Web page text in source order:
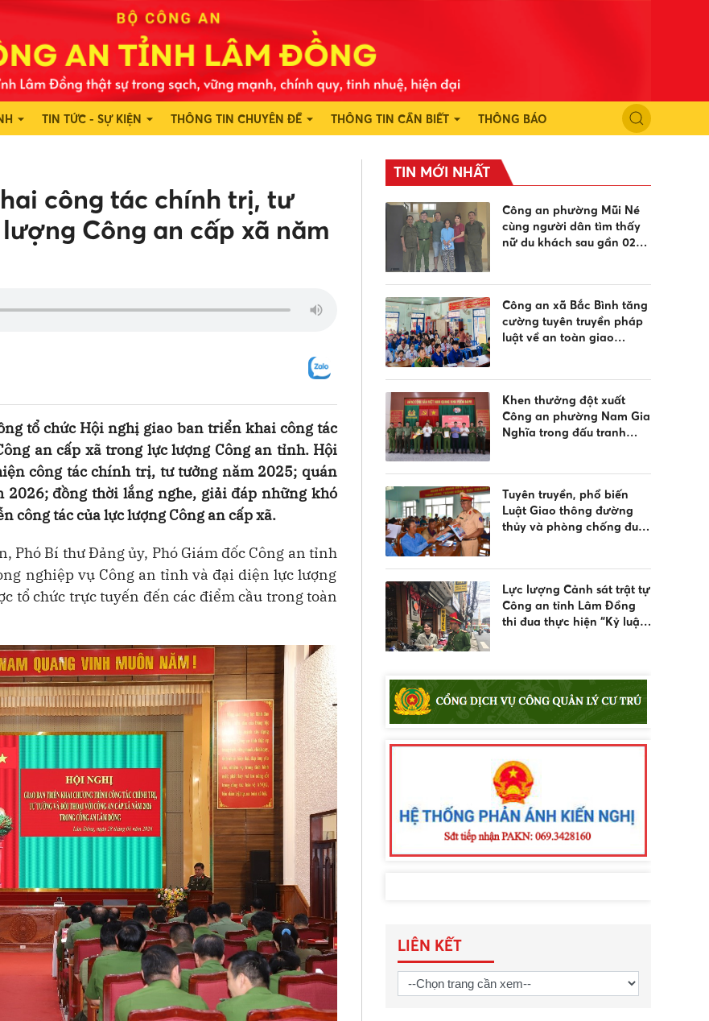
TIN TỨC - SỰ KIỆN THÔNG TIN CHUYÊN ĐỀ THÔNG TIN CẦN BIẾT THÔNG BÁO
công tác chính trị, tư
Công an cấp xã năm
tổ chức Hội nghị giao ban triển khai công tác
an cấp xã trong lực lượng Công an tỉnh. Hội
công tác chính trị, tư tưởng năm 2025; quán
đồng thời lắng nghe, giải đáp những khó
công tác của lực lượng Công an cấp xã.
Phó Bí thư Đảng ủy, Phó Giám đốc Công an tỉnh
nghiệp vụ Công an tỉnh và đại diện lực lượng
tổ chức trực tuyến đến các điểm cầu trong toàn
TIN MỚI NHẤT
Công an phường Mũi Né
cùng người dân tìm thấy
nữ du khách sau gần 02
Công an xã Bắc Bình tăng
cường tuyên truyền pháp
luật về an toàn giao
Khen thưởng đột xuất
Công an phường Nam Gia
Nghĩa trong đấu tranh
Tuyên truyền, phổ biến
Luật Giao thông đường
thủy và phòng chống đuối
Lực lượng Cảnh sát trật tự
Công an tỉnh Lâm Đồng
thi đua thực hiện “Kỷ luật
LIÊN KẾT